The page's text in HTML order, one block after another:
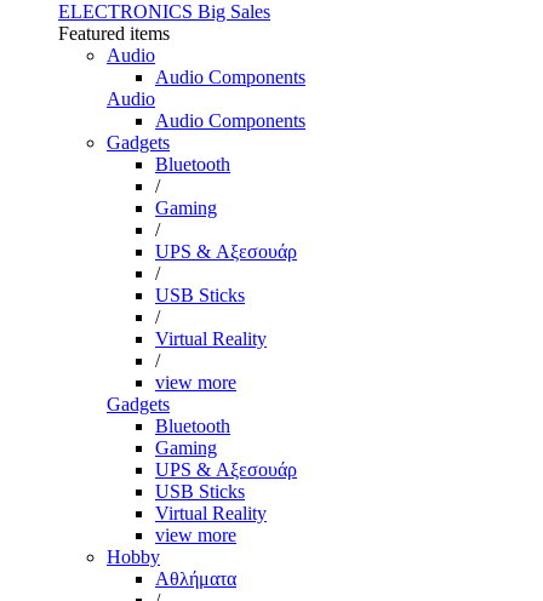
ELECTRONICS Big Sales
Featured items
Audio
Audio Components
Audio
Audio Components
Gadgets
Bluetooth
/
Gaming
/
UPS & Αξεσουάρ
/
USB Sticks
/
Virtual Reality
/
view more
Gadgets
Bluetooth
Gaming
UPS & Αξεσουάρ
USB Sticks
Virtual Reality
view more
Hobby
Αθλήματα